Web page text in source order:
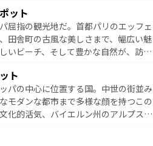
ビーチリゾートまで多彩な表情を見
で訪れる人を魅了する。 なお、
。
ット
屈指の観光地だ。首都パリのエッフェ
田舎町の古風な美しさまで、幅広い魅
いビーチ、そして豊かな自然が、訪れ
あるランス、プロヴァンスの香り高
、パリ以外の地域にも魅力が溢れてお
リ以外の個性あふれる地方に足を運ぶ
れで全く異なる文化を体験できるだろう。 なお、新着のフランス情報はコンテンツ
ト
パの中心に位置する国。中世の街並み
モダンな都市まで多様な顔を持つこの
化的活気、バイエルン州のアルプスの
しい。 なお、新着のド